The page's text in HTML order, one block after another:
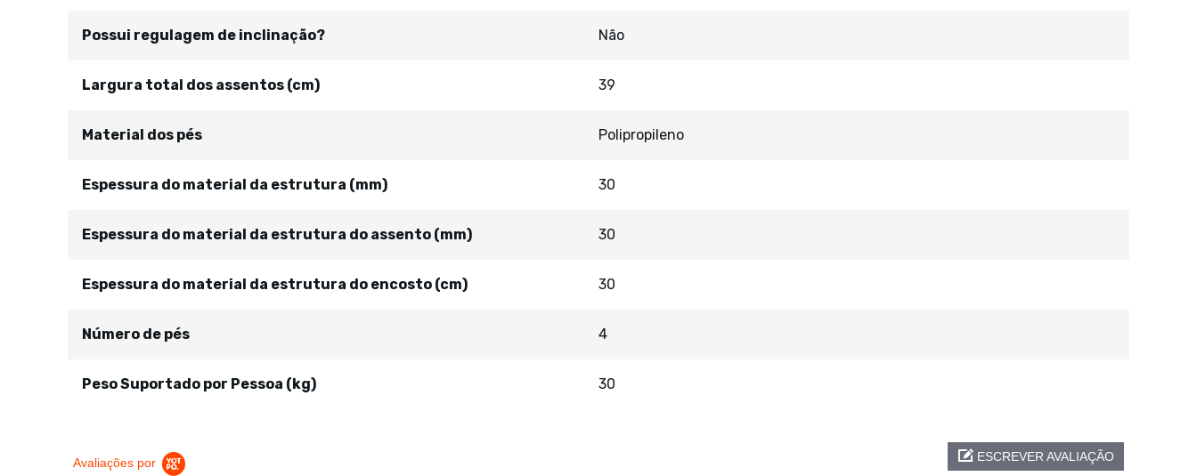
Possui regulagem de inclinação? Não
Largura total dos assentos (cm) 39
Material dos pés Polipropileno
Espessura do material da estrutura (mm) 30
Espessura do material da estrutura do assento (mm) 30
Espessura do material da estrutura do encosto (cm) 30
Número de pés 4
Peso Suportado por Pessoa (kg) 30
Avaliações por ESCREVER AVALIAÇÃO